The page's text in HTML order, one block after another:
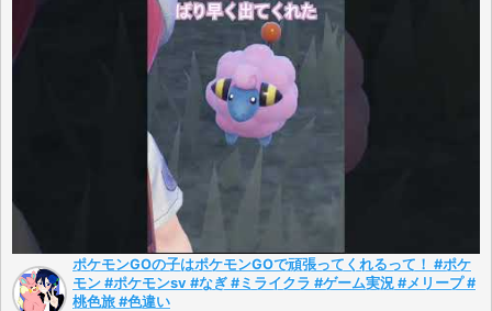
ポケモンGOの子はポケモンGOで頑張ってくれるって！ #ポケ
モン #ポケモンsv #なぎ #ミライクラ #ゲーム実況 #メリープ #
桃色旅 #色違い